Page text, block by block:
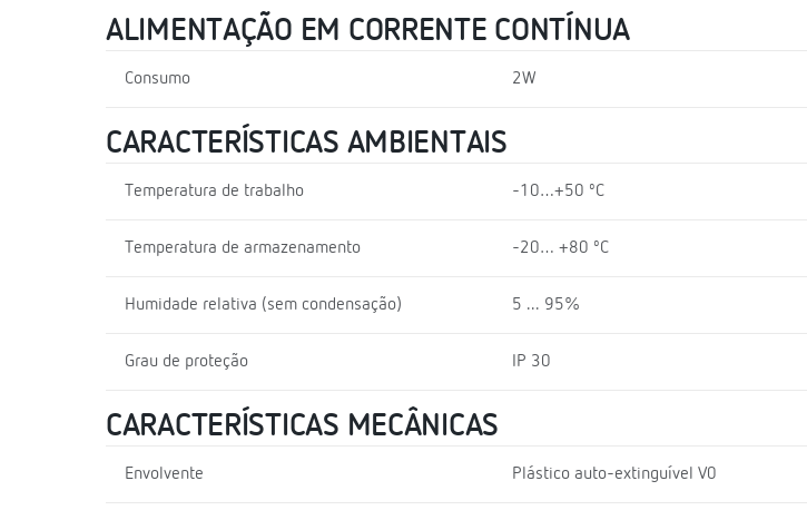
ALIMENTAÇÃO EM CORRENTE CONTÍNUA
Consumo 2W
CARACTERÍSTICAS AMBIENTAIS
Temperatura de trabalho -10…+50 ºC
Temperatura de armazenamento -20… +80 ºC
Humidade relativa (sem condensação) 5 ... 95%
Grau de proteção IP 30
CARACTERÍSTICAS MECÂNICAS
Envolvente Plástico auto-extinguível V0